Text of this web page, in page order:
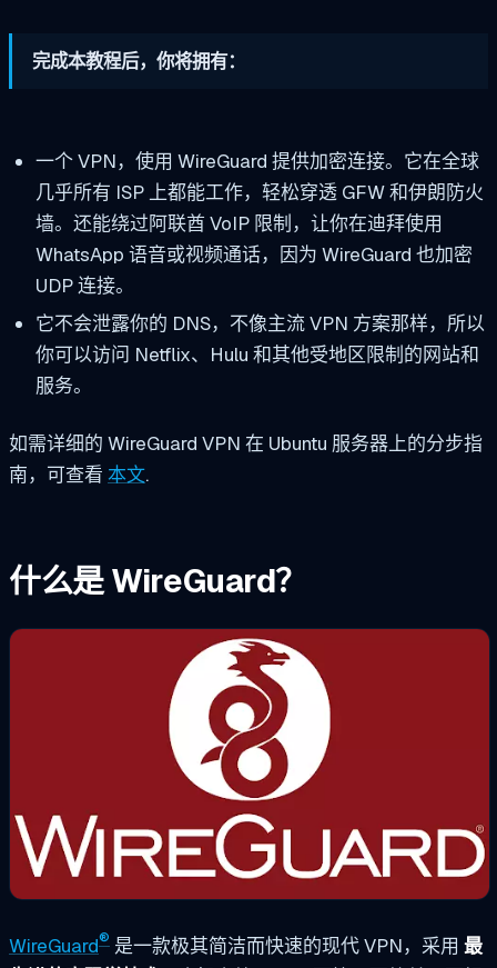
完成本教程后，你将拥有：
一个 VPN，使用 WireGuard 提供加密连接。它在全球
几乎所有 ISP 上都能工作，轻松穿透 GFW 和伊朗防火
墙。还能绕过阿联酋 VoIP 限制，让你在迪拜使用
WhatsApp 语音或视频通话，因为 WireGuard 也加密
UDP 连接。
它不会泄露你的 DNS，不像主流 VPN 方案那样，所以
你可以访问 Netflix、Hulu 和其他受地区限制的网站和
服务。
如需详细的 WireGuard VPN 在 Ubuntu 服务器上的分步指
南，可查看 本文.
什么是 WireGuard？
WireGuard® 是一款极其简洁而快速的现代 VPN，采用 最